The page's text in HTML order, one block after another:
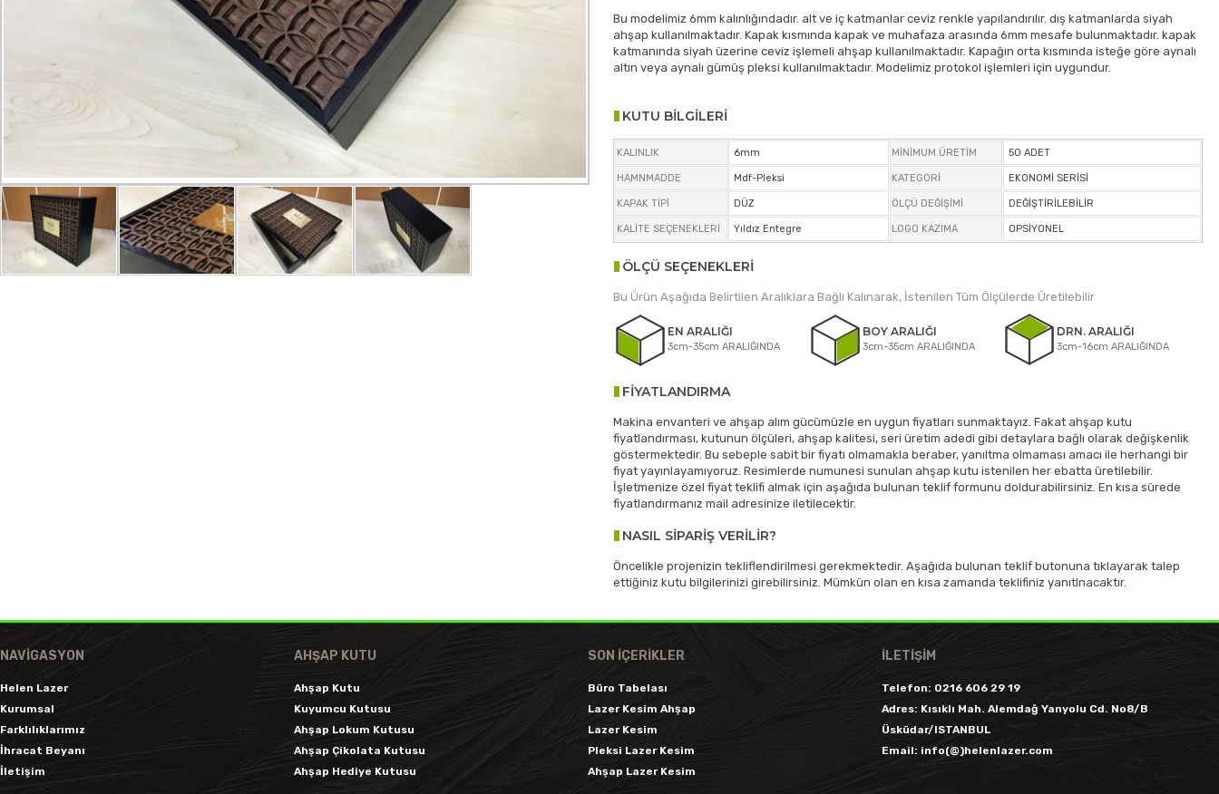
Bu modelimiz 6mm kalınlığındadır. alt ve iç katmanlar ceviz renkle yapılandırılır. dış katmanlarda siyah
ahşap kullanılmaktadır. Kapak kısmında kapak ve muhafaza arasında 6mm mesafe bulunmaktadır. kapak
katmanında siyah üzerine ceviz işlemeli ahşap kullanılmaktadır. Kapağın orta kısmında isteğe göre aynalı
altın veya aynalı gümüş pleksi kullanılmaktadır. Modelimiz protokol işlemleri için uygundur.
KUTU BİLGİLERİ
KALINLIK 6mm MİNİMUM ÜRETİM 50 ADET
HAMNMADDE Mdf-Pleksi KATEGORİ EKONOMİ SERİSİ
KAPAK TİPİ DÜZ ÖLÇÜ DEĞİŞİMİ DEĞİŞTİRİLEBİLİR
KALİTE SEÇENEKLERİ Yıldız Entegre LOGO KAZIMA OPSİYONEL
ÖLÇÜ SEÇENEKLERİ
Bu Ürün Aşağıda Belirtilen Aralıklara Bağlı Kalınarak, İstenilen Tüm Ölçülerde Üretilebilir
EN ARALIĞI
3cm-35cm ARALIĞINDA
BOY ARALIĞI
3cm-35cm ARALIĞINDA
DRN. ARALIĞI
3cm-16cm ARALIĞINDA
FİYATLANDIRMA
Makina envanteri ve ahşap alım gücümüzle en uygun fiyatları sunmaktayız. Fakat ahşap kutu
fiyatlandırması, kutunun ölçüleri, ahşap kalitesi, seri üretim adedi gibi detaylara bağlı olarak değişkenlik
göstermektedir. Bu sebeple sabit bir fiyatı olmamakla beraber, yanıltma olmaması amacı ile herhangi bir
fiyat yayınlayamıyoruz. Resimlerde numunesi sunulan ahşap kutu istenilen her ebatta üretilebilir.
İşletmenize özel fiyat teklifi almak için aşağıda bulunan teklif formunu doldurabilirsiniz. En kısa sürede
fiyatlandırmanız mail adresinize iletilecektir.
NASIL SİPARİŞ VERİLİR?
Öncelikle projenizin tekliflendirilmesi gerekmektedir. Aşağıda bulunan teklif butonuna tıklayarak talep
ettiğiniz kutu bilgilerinizi girebilirsiniz. Mümkün olan en kısa zamanda teklifiniz yanıtlnacaktır.
NAVIGASYON
Helen Lazer
Kurumsal
Farklılıklarımız
İhracat Beyanı
İletişim
AHŞAP KUTU
Ahşap Kutu
Kuyumcu Kutusu
Ahşap Lokum Kutusu
Ahşap Çikolata Kutusu
Ahşap Hediye Kutusu
SON İÇERIKLER
Büro Tabelası
Lazer Kesim Ahşap
Lazer Kesim
Pleksi Lazer Kesim
Ahşap Lazer Kesim
İLETİŞİM
Telefon: 0216 606 29 19
Adres: Kısıklı Mah. Alemdağ Yanyolu Cd. No8/B
Üsküdar/ISTANBUL
Email: info(@)helenlazer.com